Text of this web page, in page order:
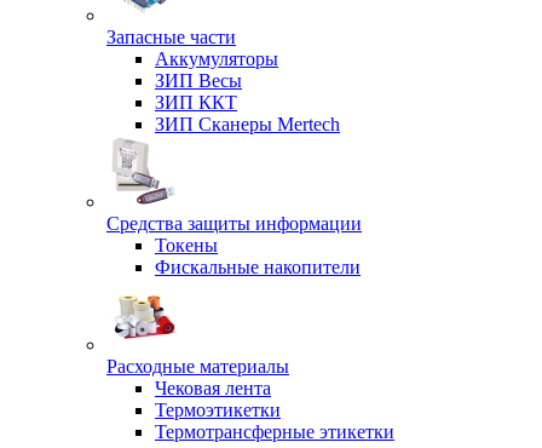
Запасные части
Аккумуляторы
ЗИП Весы
ЗИП ККТ
ЗИП Сканеры Mertech
Средства защиты информации
Токены
Фискальные накопители
Расходные материалы
Чековая лента
Термоэтикетки
Термотрансферные этикетки